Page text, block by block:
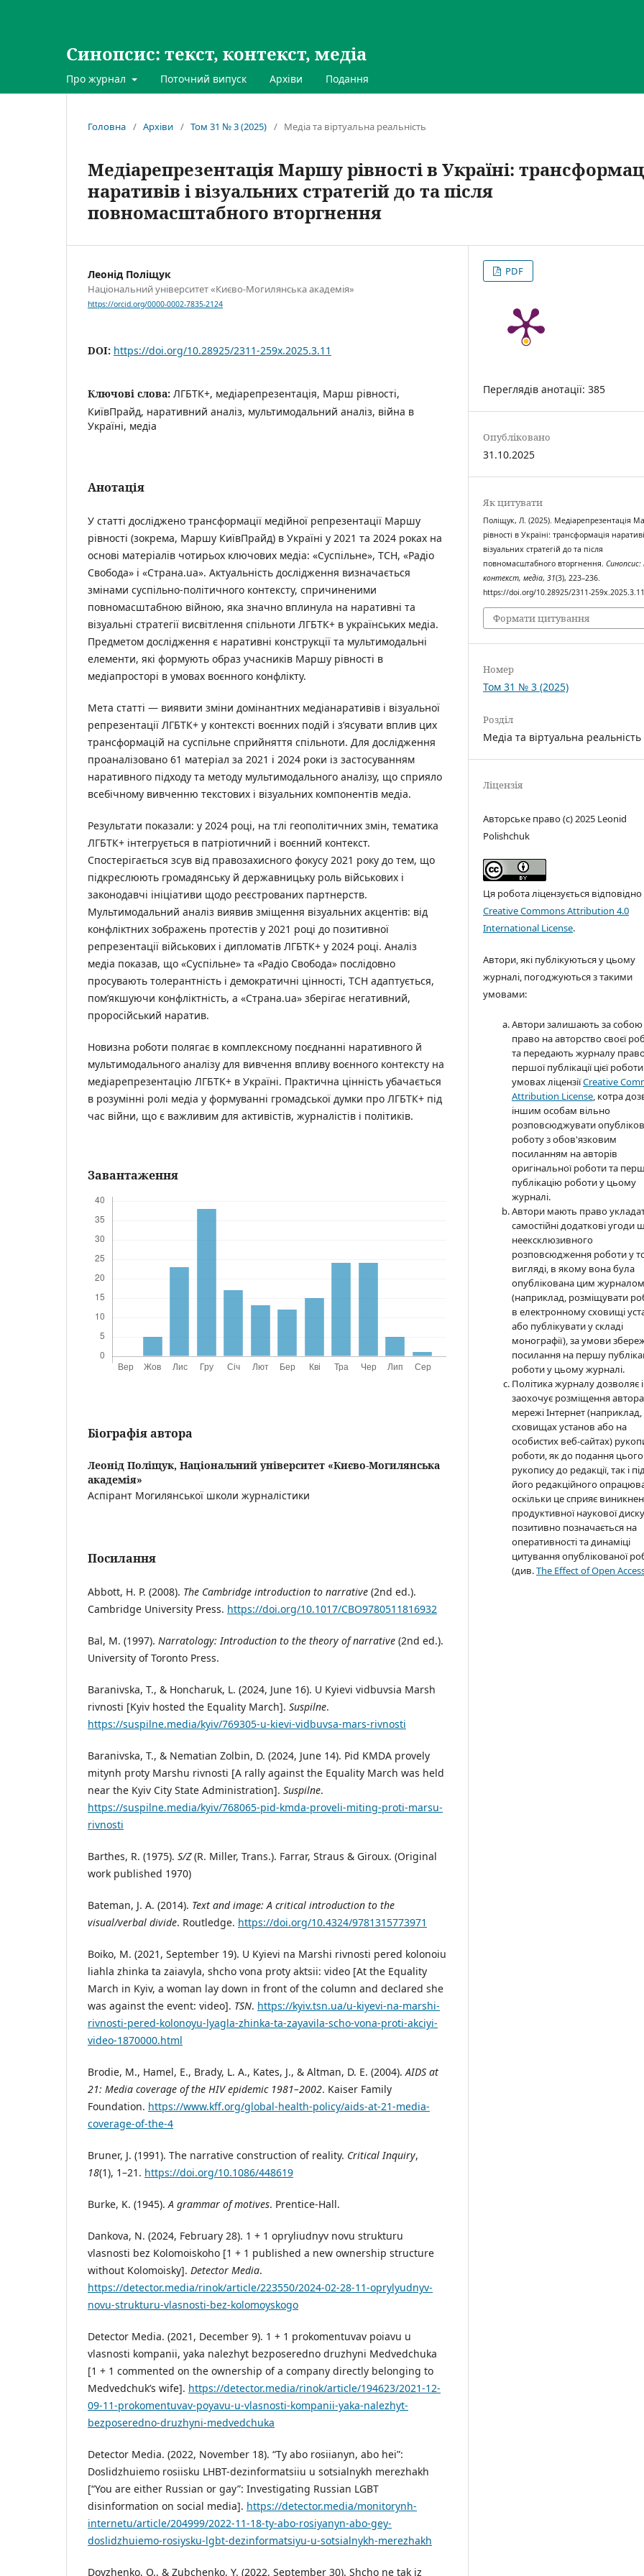
Синопсис: текст, контекст, медіа
Про журнал Поточний випуск Архіви Подання
Головна / Архіви / Том 31 № 3 (2025) / Медіа та віртуальна реальність
Медіарепрезентація Маршу рівності в Україні:
наративів і візуальних стратегій до та після
повномасштабного вторгнення
Леонід Поліщук
Національний університет «Києво-Могилянська академія»
https://orcid.org/0000-0002-7835-2124
DOI: https://doi.org/10.28925/2311-259x.2025.3.11
Ключові слова: ЛГБТК+, медіарепрезентація, Марш рівності,
КиївПрайд, наративний аналіз, мультимодальний аналіз, війна в
Україні, медіа
Анотація
У статті досліджено трансформації медійної репрезентації Маршу
рівності (зокрема, Маршу КиївПрайд) в Україні у 2021 та 2024 роках на
основі матеріалів чотирьох ключових медіа: «Суспільне», ТСН, «Радіо
Свобода» і «Страна.ua». Актуальність дослідження визначається
змінами суспільно-політичного контексту, спричиненими
повномасштабною війною, яка значно вплинула на наративні та
візуальні стратегії висвітлення спільноти ЛГБТК+ в українських медіа.
Предметом дослідження є наративні конструкції та мультимодальні
елементи, які формують образ учасників Маршу рівності в
медіапросторі в умовах воєнного конфлікту.
Мета статті — виявити зміни домінантних медіанаративів і візуальної
репрезентації ЛГБТК+ у контексті воєнних подій і з’ясувати вплив цих
трансформацій на суспільне сприйняття спільноти. Для дослідження
проаналізовано 61 матеріал за 2021 і 2024 роки із застосуванням
наративного підходу та методу мультимодального аналізу, що сприяло
всебічному вивченню текстових і візуальних компонентів медіа.
Результати показали: у 2024 році, на тлі геополітичних змін, тематика
ЛГБТК+ інтегрується в патріотичний і воєнний контекст.
Спостерігається зсув від правозахисного фокусу 2021 року до тем, що
підкреслюють громадянську й державницьку роль військових і
законодавчі ініціативи щодо реєстрованих партнерств.
Мультимодальний аналіз виявив зміщення візуальних акцентів: від
конфліктних зображень протестів у 2021 році до позитивної
репрезентації військових і дипломатів ЛГБТК+ у 2024 році. Аналіз
медіа показав, що «Суспільне» та «Радіо Свобода» послідовно
просувають толерантність і демократичні цінності, ТСН адаптується,
пом’якшуючи конфліктність, а «Страна.ua» зберігає негативний,
проросійський наратив.
Новизна роботи полягає в комплексному поєднанні наративного й
мультимодального аналізу для вивчення впливу воєнного контексту на
медіарепрезентацію ЛГБТК+ в Україні. Практична цінність убачається
в розумінні ролі медіа у формуванні громадської думки про ЛГБТК+ під
час війни, що є важливим для активістів, журналістів і політиків.
Завантаження
Біографія автора
Леонід Поліщук, Національний університет «Києво-Могилянська
академія»
Аспірант Могилянської школи журналістики
Посилання
Abbott, H. P. (2008). The Cambridge introduction to narrative (2nd ed.).
Cambridge University Press. https://doi.org/10.1017/CBO9780511816932
Bal, M. (1997). Narratology: Introduction to the theory of narrative (2nd ed.).
University of Toronto Press.
Baranivska, T., & Honcharuk, L. (2024, June 16). U Kyievi vidbuvsia Marsh
rivnosti [Kyiv hosted the Equality March]. Suspilne.
https://suspilne.media/kyiv/769305-u-kievi-vidbuvsa-mars-rivnosti
Baranivska, T., & Nematian Zolbin, D. (2024, June 14). Pid KMDA provely
mitynh proty Marshu rivnosti [A rally against the Equality March was held
near the Kyiv City State Administration]. Suspilne.
https://suspilne.media/kyiv/768065-pid-kmda-proveli-miting-proti-marsu-
rivnosti
Barthes, R. (1975). S/Z(R. Miller, Trans.). Farrar, Straus & Giroux. (Original
work published 1970)
Bateman, J. A. (2014). Text and image: A critical introduction to the
visual/verbal divide. Routledge. https://doi.org/10.4324/9781315773971
Boiko, M. (2021, September 19). U Kyievi na Marshi rivnosti pered kolonoiu
liahla zhinka ta zaiavyla, shcho vona proty aktsii: video [At the Equality
March in Kyiv, a woman lay down in front of the column and declared she
was against the event: video]. TSN. https://kyiv.tsn.ua/u-kiyevi-na-marshi-
rivnosti-pered-kolonoyu-lyagla-zhinka-ta-zayavila-scho-vona-proti-akciyi-
video-1870000.html
Brodie, M., Hamel, E., Brady, L. A., Kates, J., & Altman, D. E. (2004).AIDS at
21: Media coverage of the HIV epidemic 1981–2002. Kaiser Family
Foundation. https://www.kff.org/global-health-policy/aids-at-21-media-
coverage-of-the-4
Bruner, J. (1991). The narrative construction of reality. Critical Inquiry,
18(1), 1–21. https://doi.org/10.1086/448619
Burke, K. (1945).A grammar of motives. Prentice-Hall.
Dankova, N. (2024, February 28). 1 + 1 opryliudnyv novu strukturu
vlasnosti bez Kolomoiskoho [1 + 1 published a new ownership structure
without Kolomoisky]. Detector Media.
https://detector.media/rinok/article/223550/2024-02-28-11-oprylyudnyv-
novu-strukturu-vlasnosti-bez-kolomoyskogo
Detector Media. (2021, December 9). 1 + 1 prokomentuvav poiavu u
vlasnosti kompanii, yaka nalezhyt bezposeredno druzhyni Medvedchuka
[1 + 1 commented on the ownership of a company directly belonging to
Medvedchuk’s wife]. https://detector.media/rinok/article/194623/2021-12-
09-11-prokomentuvav-poyavu-u-vlasnosti-kompanii-yaka-nalezhyt-
bezposeredno-druzhyni-medvedchuka
Detector Media. (2022, November 18). “Ty abo rosiianyn, abo hei”:
Doslidzhuiemo rosiisku LHBT-dezinformatsiiu u sotsialnykh merezhakh
[“You are either Russian or gay”: Investigating Russian LGBT
disinformation on social media]. https://detector.media/monitorynh-
internetu/article/204999/2022-11-18-ty-abo-rosiyanyn-abo-gey-
doslidzhuiemo-rosiysku-lgbt-dezinformatsiyu-u-sotsialnykh-merezhakh
Dovzhenko, O., & Zubchenko, Y. (2022, September 30). Shcho ne tak iz
PDF
Переглядів анотації: 385
Опубліковано
31.10.2025
Як цитувати
Поліщук, Л. (2025). Медіарепрезентація
рівності в Україні: трансформація
візуальних стратегій до та після
повномасштабного вторгнення.
контекст, медіа,31(3), 223–236.
https://doi.org/10.28925/2311-
Формати цитування
Номер
Том 31 № 3 (2025)
Розділ
Медіа та віртуальна реальність
Ліцензія
Авторське право (c) 2025 Leonid
Polishchuk
Ця робота ліцензується
Creative Commons Attribution 4.0
International License.
Автори, які публікуються у цьому
журналі, погоджуються з такими
умовами:
Автори залишають за собою
право на авторство своєї
та передають журналу
першої публікації цієї
умовах ліцензіїCreative
Attribution License, котра
іншим особам вільно
розповсюджувати
роботу з обов'язковим
посиланням на авторів
оригінальної роботи та
публікацію роботи у цьому
журналі.
Автори мають право
самостійні додаткові угоди
неексклюзивного
розповсюдження роботи у
вигляді, в якому вона була
опублікована цим
(наприклад, розміщувати
в електронному сховищі
або публікувати у складі
монографії), за умови
посилання на першу
роботи у цьому журналі.
Політика журналу дозволяє і
заохочує розміщення
мережі Інтернет (наприклад,
сховищах установ або на
особистих веб-сайтах)
роботи, як до подання цього
рукопису до редакції, так і
його редакційного
оскільки це сприяє
продуктивної наукової
позитивно позначається на
оперативності та динаміці
цитування опублікованої
(див.The Effect of Open